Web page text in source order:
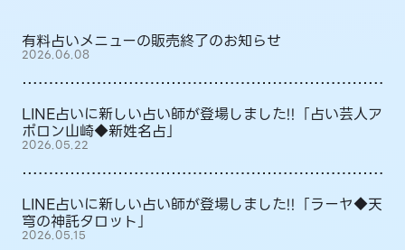
有料占いメニューの販売終了のお知らせ
2026.06.08
LINE占いに新しい占い師が登場しました!!「占い芸人ア
ポロン山崎◆新姓名占」
2026.05.22
LINE占いに新しい占い師が登場しました!!「ラーヤ◆天
穹の神託タロット」
2026.05.15